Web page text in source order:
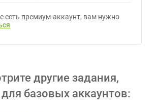
есть премиум-аккаунт, вам нужно
другие задания,
базовых аккаунтов: